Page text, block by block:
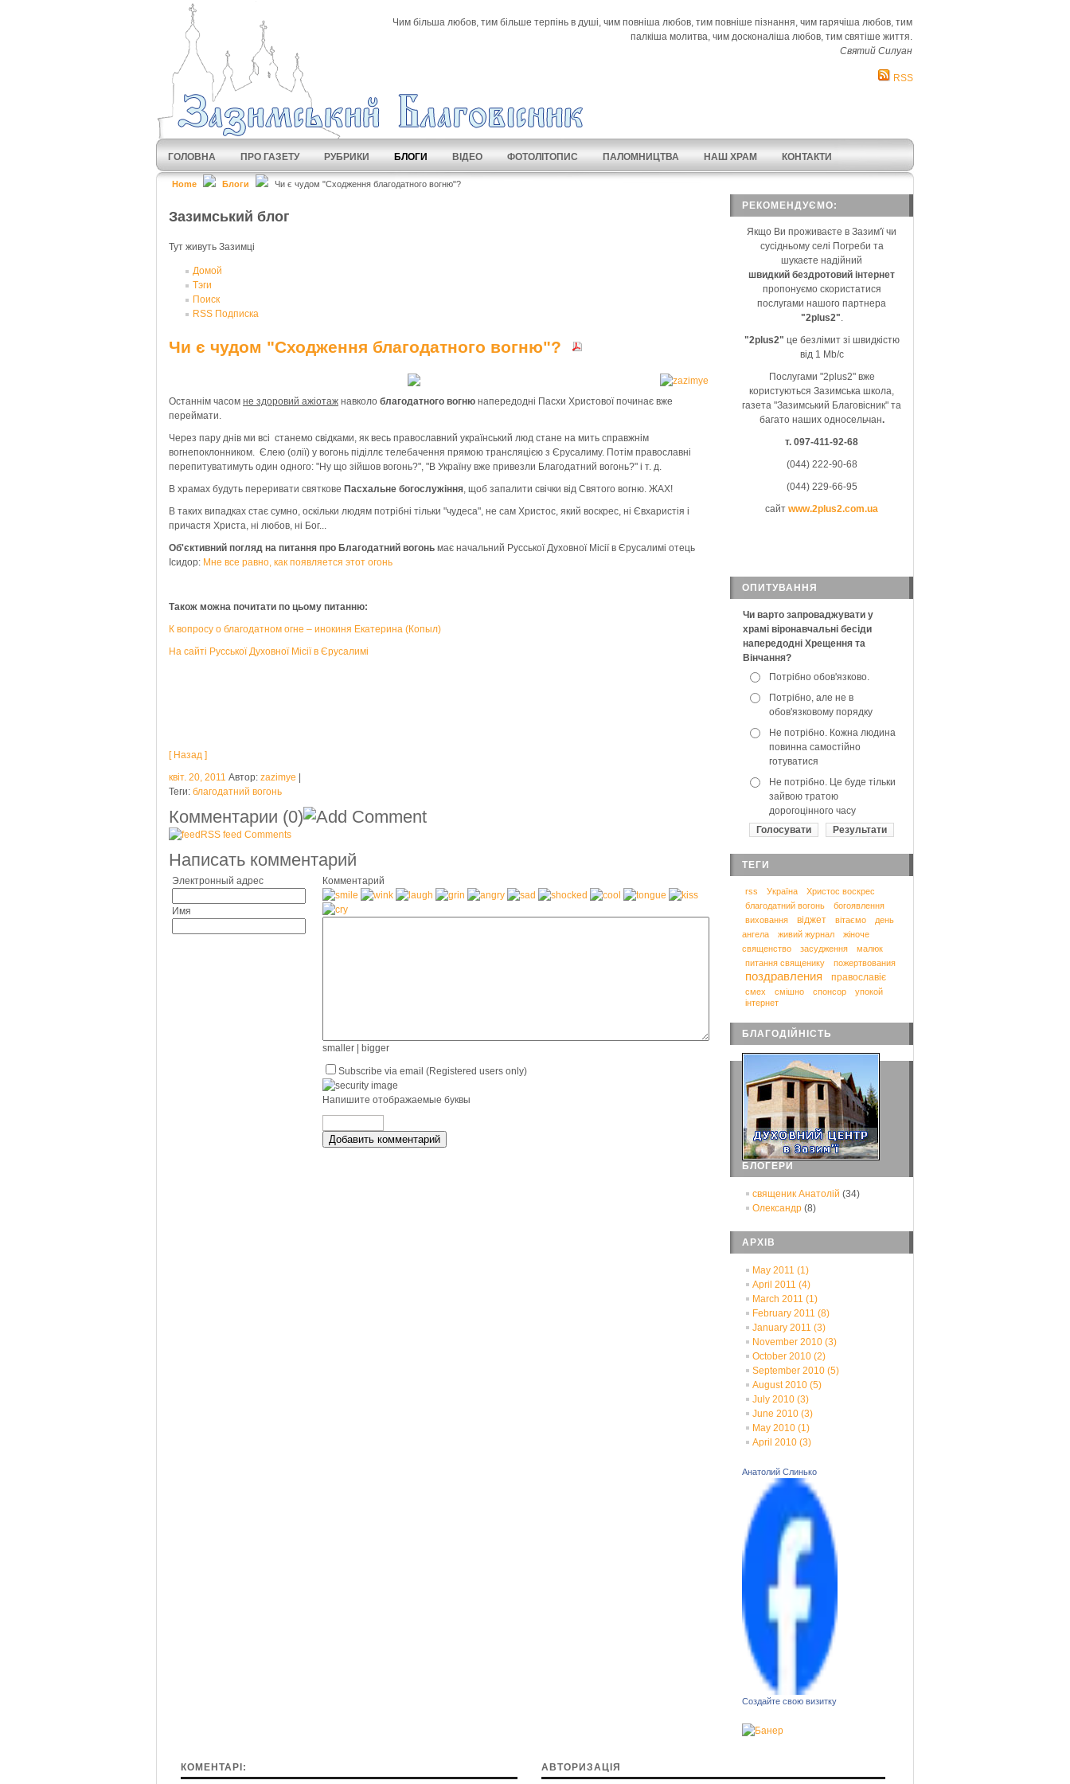
Чим більша любов, тим більше терпінь в душі, чим повніша любов, тим повніше пізнання, чим гарячіша любов, тим
палкіша молитва, чим досконаліша любов, тим святіше життя.
Святий Силуан
RSS
ГОЛОВНА ПРО ГАЗЕТУ РУБРИКИ БЛОГИ ВІДЕО ФОТОЛІТОПИС ПАЛОМНИЦТВА НАШ ХРАМ КОНТАКТИ
Home Блоги Чи є чудом "Сходження благодатного вогню"?
Зазимський блог
Тут живуть Зазимці
Домой
Тэги
Поиск
RSS Подписка
Чи є чудом "Сходження благодатного вогню"?
Останнім часом не здоровий ажіотаж навколо благодатного вогню напередодні Пасхи Христової починає вже
переймати.
Через пару днів ми всі станемо свідками, як весь православний український люд стане на мить справжнім
вогнепоклонником. Єлею (олії) у вогонь піділлє телебачення прямою трансляцією з Єрусалиму. Потім православні
перепитуватимуть один одного: "Ну що зійшов вогонь?", "В Україну вже привезли Благодатний вогонь?" і т. д.
В храмах будуть переривати святкове Пасхальне богослужіння, щоб запалити свічки від Святого вогню. ЖАХ!
В таких випадках стає сумно, оскільки людям потрібні тільки "чудеса", не сам Христос, який воскрес, ні Євхаристія і
причастя Христа, ні любов, ні Бог...
Об'єктивний погляд на питання про Благодатний вогонь має начальний Русської Духовної Місії в Єрусалимі отець
Ісидор: Мне все равно, как появляется этот огонь
Також можна почитати по цьому питанню:
К вопросу о благодатном огне – инокиня Екатерина (Копыл)
На сайті Русської Духовної Місії в Єрусалимі
[ Назад ]
квіт. 20, 2011 Автор: zazimye
Теги: благодатний вогонь
Комментарии (0)
RSS feed Comments
Написать комментарий
Электронный адрес
Имя
Комментарий
smaller bigger
Subscribe via email (Registered users only)
Напишите отображаемые буквы
Добавить комментарий
РЕКОМЕНДУЄМО:
Якщо Ви проживаєте в Зазим'ї чи
сусідньому селі Погреби та
шукаєте надійний
швидкий бездротовий інтернет
пропонуємо скористатися
послугами нашого партнера
"2plus2".
"2plus2" це безлімит зі швидкістю
від 1 Mb/c
Послугами "2plus2" вже
користуються Зазимська школа,
газета "Зазимський Благовісник" та
багато наших односельчан.
т. 097-411-92-68
(044) 222-90-68
(044) 229-66-95
сайт www.2plus2.com.ua
ОПИТУВАННЯ
Чи варто запроваджувати у
храмі віронавчальні бесіди
напередодні Хрещення та
Вінчання?
Потрібно обов'язково.
Потрібно, але не в
обов'язковому порядку
Не потрібно. Кожна людина
повинна самостійно
готуватися
Не потрібно. Це буде тільки
зайвою тратою
дорогоцінного часу
ТЕГИ
rss Україна
Христос воскрес
благодатний вогонь
богоявлення
виховання
віджет вітаємо
день
ангела
живий журнал
жіноче
священство
засудження
малюк
питання священику
пожертвования
поздравления православіє
смех смішно спонсор
упокой
інтернет
БЛАГОДІЙНІСТЬ
БЛОГЕРИ
священик Анатолій (34)
Олександр (8)
АРХІВ
May 2011 (1)
April 2011 (4)
March 2011 (1)
February 2011 (8)
January 2011 (3)
November 2010 (3)
October 2010 (2)
September 2010 (5)
August 2010 (5)
July 2010 (3)
June 2010 (3)
May 2010 (1)
April 2010 (3)
Анатолий Слинько
Создайте свою визитку
КОМЕНТАРІ: АВТОРИЗАЦІЯ